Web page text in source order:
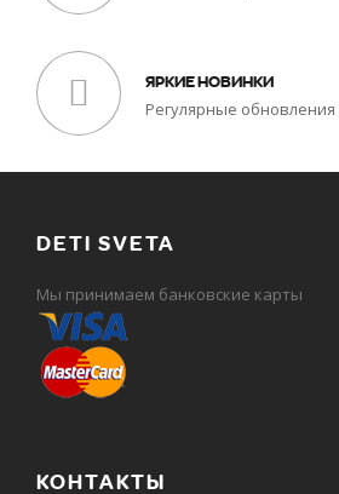
ЯРКИЕ НОВИНКИ
Регулярные
DETI SVETA
Мы принимаем банковские карты
КОНТАКТЫ